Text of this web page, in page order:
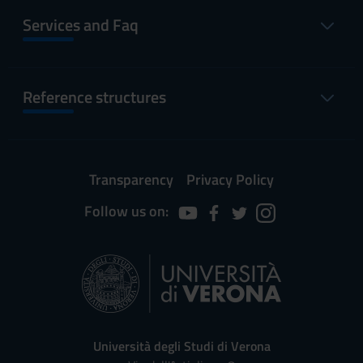
Services and Faq
Reference structures
Transparency
Privacy Policy
Follow us on:
Università degli Studi di Verona